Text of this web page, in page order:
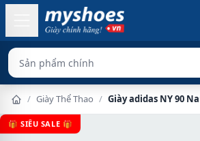
Sản phẩm chính hãng 100
/ Giày Thể Thao / Giày adidas NY 90
🎁 SIÊU SALE 🎁